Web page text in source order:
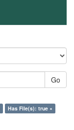
Go
Has File(s): true ×